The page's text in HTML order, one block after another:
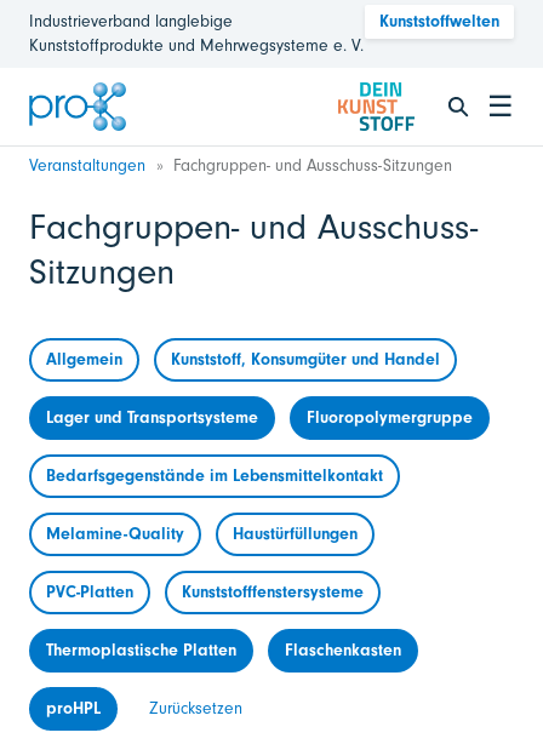
Industrieverband langlebige
Kunststoffprodukte und Mehrwegsysteme e. V.
Kunststoffwelten
☰
Veranstaltungen Fachgruppen- und Ausschuss-Sitzungen
Fachgruppen- und Ausschuss-
Sitzungen
Allgemein Kunststoff, Konsumgüter und Handel
Lager und Transportsysteme Fluoropolymergruppe
Bedarfsgegenstände im Lebensmittelkontakt
Melamine-Quality Haustürfüllungen
PVC-Platten Kunststofffenstersysteme
Thermoplastische Platten Flaschenkasten
proHPL Zurücksetzen